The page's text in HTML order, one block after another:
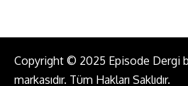
Copyright © 2025 Episode Dergi
markasıdır. Tüm Hakları Saklıdır.